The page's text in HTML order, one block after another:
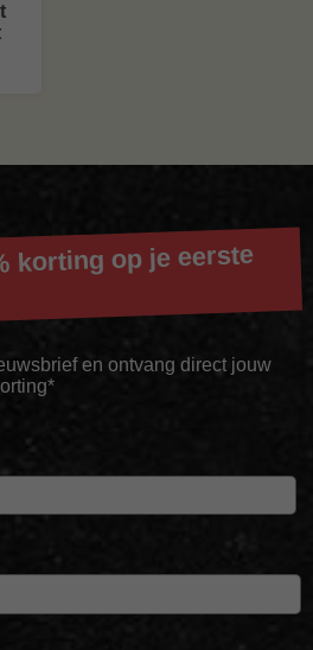
korting op je eerste
en ontvang direct jouw